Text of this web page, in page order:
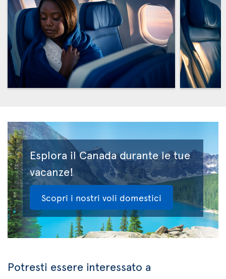
Esplora il Canada durante le tue
vacanze!
Scopri i nostri voli domestici
Potresti essere interessato a